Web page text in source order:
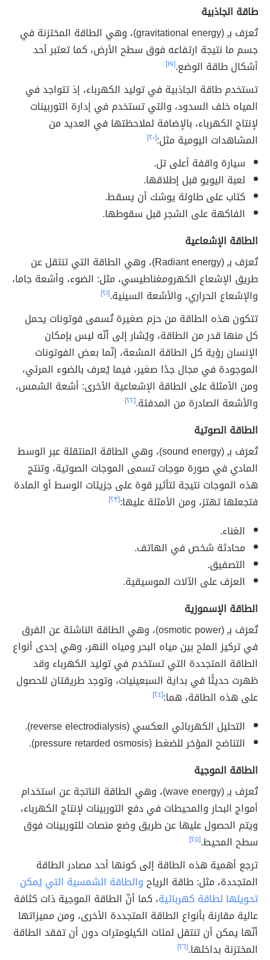
طاقة الجاذبية
تُعرَف بـِ (gravitational energy)، وهي الطاقة المختزنة في
جسم ما نتيجة ارتفاعه فوق سطح الأرض، كما تعتبر أحد
أشكال طاقة الوضع.[١٩]
تستخدم طاقة الجاذبية في توليد الكهرباء، إذ تتواجد في
المياه خلف السدود، والتي تستخدم في إدارة التوربينات
لإنتاج الكهرباء، بالإضافة لملاحظتها في العديد من
المشاهدات اليومية مثل:[٢٠]
سيارة واقفة أعلى تل.
لعبة اليويو قبل إطلاقها.
كتاب على طاولة يوشك أن يسقط.
الفاكهة على الشجر قبل سقوطها.
الطاقة الإشعاعية
تُعرَف بـِ (Radiant energy)، وهي الطاقة التي تنتقل عن
طريق الإشعاع الكهرومغناطيسي، مثل: الضوء، وأشعة جاما،
والإشعاع الحراري، والأشعة السينية.[٢١]
تتكون هذه الطاقة من حزم صغيرة تُسمى فوتونات يحمل
كل منها قدر من الطاقة، ويُشار إلى أنّه ليس بإمكان
الإنسان رؤية كل الطاقة المشعة، إنّما بعض الفوتونات
الموجودة في مجال جدًا صغير، فيما يُعرف بالضوء المرئي،
ومن الأمثلة على الطاقة الإشعاعية الأخرى: أشعة الشمس،
والأشعة الصادرة من المدفئة.[٢٢]
الطاقة الصوتية
تُعرَف بـِ (sound energy)، وهي الطاقة المنتقلة عبر الوسط
المادي في صورة موجات تسمى الموجات الصوتية، وتنتج
هذه الموجات نتيجة لتأثير قوة على جزيئات الوسط أو المادة
فتجعلها تهتز، ومن الأمثلة عليها:[٢٣]
الغناء.
محادثة شخص في الهاتف.
التصفيق.
العزف على الآلات الموسيقية.
الطاقة الإسموزية
تُعرَف بـِ (osmotic power)، وهي الطاقة الناشئة عن الفرق
في تركيز الملح بين مياه البحر ومياه النهر، وهي إحدى أنواع
الطاقة المتجددة التي تستخدم في توليد الكهرباء وقد
ظهرت حديثًا في بداية السبعينيات، وتوجد طريقتان للحصول
على هذه الطاقة، هما:[٢٤]
التحليل الكهربائي العكسي (reverse electrodialysis).
التناضح المؤخر للضغط (pressure retarded osmosis).
الطاقة الموجية
تُعرَف بـِ (wave energy)، وهي الطاقة الناتجة عن استخدام
أمواج البحار والمحيطات في دفع التوربينات لإنتاج الكهرباء،
ويتم الحصول عليها عن طريق وضع منصات للتوربينات فوق
سطح المحيط.[٢٥]
ترجع أهمية هذه الطاقة إلى كونها أحد مصادر الطاقة
المتجددة، مثل: طاقة الرياحوالطاقة الشمسية التي يُمكن
تحويلها لطاقة كهربائية، كما أنّ الطاقة الموجية ذات كثافة
عالية مقارنة بأنواع الطاقة المتجددة الأخرى، ومن مميزاتها
أنّها يمكن أن تنتقل لمئات الكيلومترات دون أن تفقد الطاقة
المختزنة بداخلها.[٢٦]